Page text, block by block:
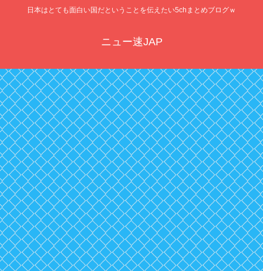
日本はとても面白い国だということを伝えたい5chまとめブログｗ
ニュー速JAP